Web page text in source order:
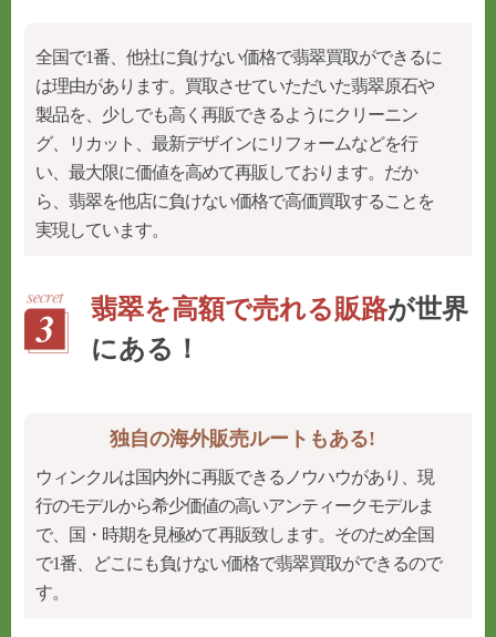
全国で1番、他社に負けない価格で翡翠買取ができるに
は理由があります。 買取させていただいた翡翠原石や
製品を、少しでも高く再販できるようにクリーニン
グ、リカット、最新デザインにリフォームなどを行
い、最大限に価値を高めて再販 しております。だか
ら、翡翠を他店に負けない価格で高価買取することを
実現しています。
翡翠を高額で売れる販路が世界
にある！
独自の海外販売ルートもある!
ウィンクルは国内外に再販できるノウハウがあり、現
行のモデルから希少価値の高いアンティークモデルま
で、国・時期を見極めて再販致します。そのため全国
で1番、 どこにも負けない価格で翡翠買取ができるので
す。